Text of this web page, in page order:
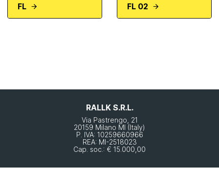
FL
FL 02
RALLK S.R.L.
Via Pastrengo, 21
20159 Milano MI (Italy)
P. IVA: 10259660966
REA: MI-2518023
Cap. soc.: € 15.000,00